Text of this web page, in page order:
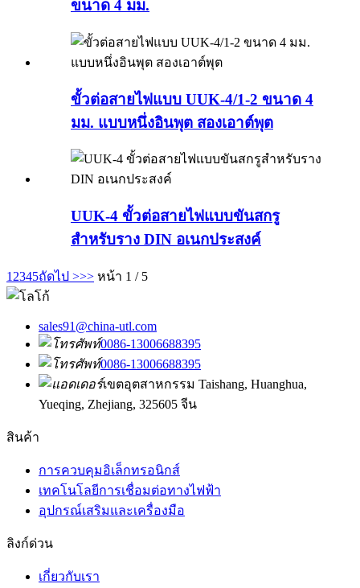
ขนาด 4 มม.
ขั้วต่อสายไฟแบบ UUK-4/1-2 ขนาด 4
มม. แบบหนึ่งอินพุต สองเอาต์พุต
UUK-4 ขั้วต่อสายไฟแบบขันสกรู
สำหรับราง DIN อเนกประสงค์
1 2345ถัดไป >>> หน้า 1 / 5
sales91@china-utl.com
0086-13006688395
0086-13006688395
เขตอุตสาหกรรม Taishang, Huanghua,
Yueqing, Zhejiang, 325605 จีน
สินค้า
การควบคุมอิเล็กทรอนิกส์
เทคโนโลยีการเชื่อมต่อทางไฟฟ้า
อุปกรณ์เสริมและเครื่องมือ
ลิงก์ด่วน
เกี่ยวกับเรา